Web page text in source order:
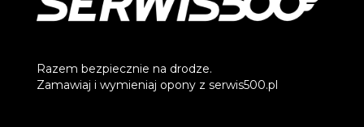
Razem bezpiecznie na drodze.
Zamawiaj i wymieniaj opony z serwis500.pl